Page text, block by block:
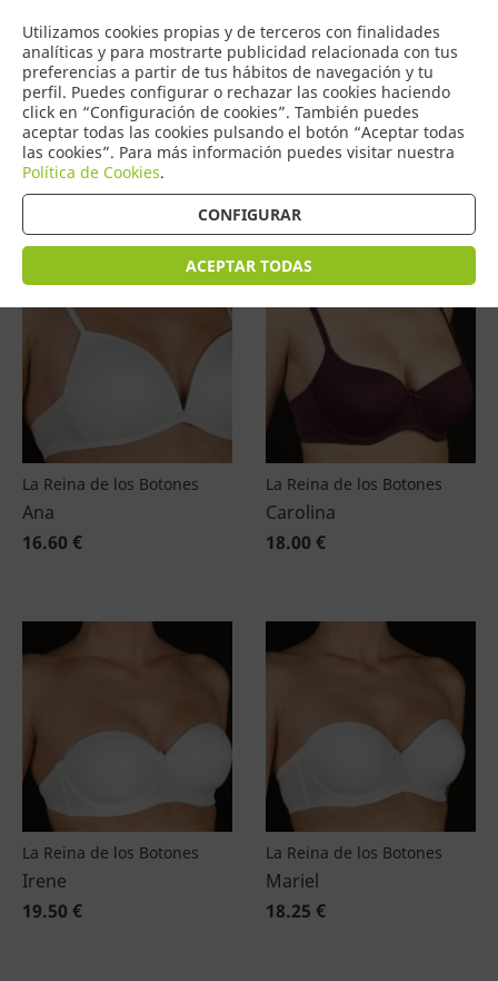
Utilizamos cookies propias y de terceros con finalidades
analíticas y para mostrarte publicidad relacionada con tus
preferencias a partir de tus hábitos de navegación y tu
perfil. Puedes configurar o rechazar las cookies haciendo
click en “Configuración de cookies”. También puedes
aceptar todas las cookies pulsando el botón “Aceptar todas
las cookies”. Para más información puedes visitar nuestra
Política de Cookies.
CONFIGURAR
ACEPTAR TODAS
0
COMERCIO
DE TORRIJOS
Productos (4577)
Ordenar por precio
La Reina de los Botones
Ana
16.60 €
La Reina de los Botones
Carolina
18.00 €
La Reina de los Botones
Irene
19.50 €
La Reina de los Botones
Mariel
18.25 €